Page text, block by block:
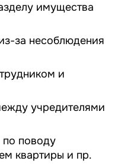
имущества
за несоблюдения
и
учредителями
поводу
квартиры и пр.